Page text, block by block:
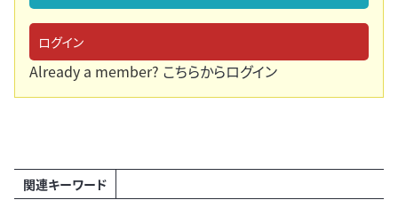
ログイン
Already a member? こちらからログイン
関連キーワード